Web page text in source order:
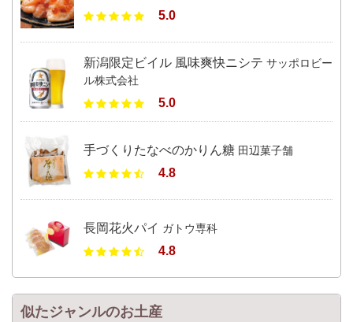
5.0
新潟限定ビイル 風味爽快ニシテ サッポロビー
ル株式会社
5.0
手づくりたなべのかりん糖 田辺菓子舗
4.8
長岡花火パイ ガトウ専科
4.8
似たジャンルのお土産